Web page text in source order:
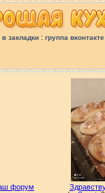
в закладки: группа вконтакте